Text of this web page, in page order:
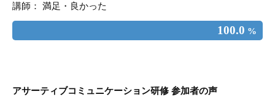
講師： 満足・良かった
100.0 %
アサーティブコミュニケーション研修 参加者の声